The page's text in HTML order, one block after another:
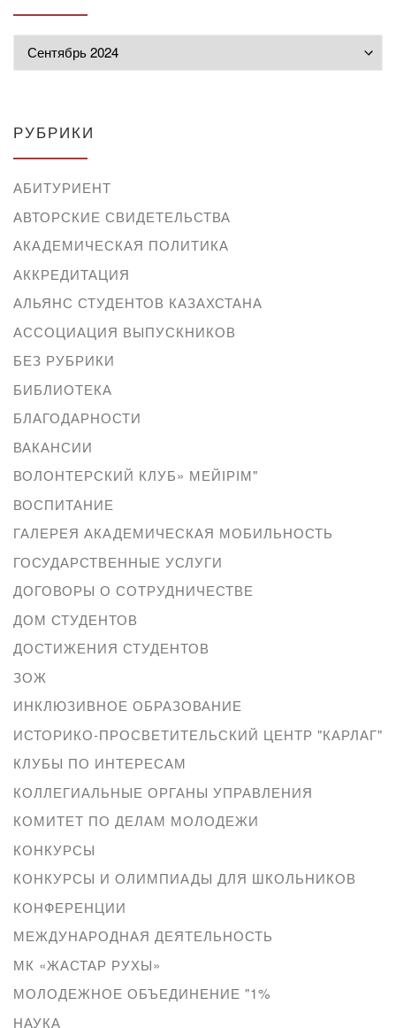
РУБРИКИ
АБИТУРИЕНТ
АВТОРСКИЕ СВИДЕТЕЛЬСТВА
АКАДЕМИЧЕСКАЯ ПОЛИТИКА
АККРЕДИТАЦИЯ
АЛЬЯНС СТУДЕНТОВ КАЗАХСТАНА
АССОЦИАЦИЯ ВЫПУСКНИКОВ
БЕЗ РУБРИКИ
БИБЛИОТЕКА
БЛАГОДАРНОСТИ
ВАКАНСИИ
ВОЛОНТЕРСКИЙ КЛУБ» МЕЙІРІМ"
ВОСПИТАНИЕ
ГАЛЕРЕЯ АКАДЕМИЧЕСКАЯ МОБИЛЬНОСТЬ
ГОСУДАРСТВЕННЫЕ УСЛУГИ
ДОГОВОРЫ О СОТРУДНИЧЕСТВЕ
ДОМ СТУДЕНТОВ
ДОСТИЖЕНИЯ СТУДЕНТОВ
ЗОЖ
ИНКЛЮЗИВНОЕ ОБРАЗОВАНИЕ
ИСТОРИКО-ПРОСВЕТИТЕЛЬСКИЙ ЦЕНТР "КАРЛАГ"
КЛУБЫ ПО ИНТЕРЕСАМ
КОЛЛЕГИАЛЬНЫЕ ОРГАНЫ УПРАВЛЕНИЯ
КОМИТЕТ ПО ДЕЛАМ МОЛОДЕЖИ
КОНКУРСЫ
КОНКУРСЫ И ОЛИМПИАДЫ ДЛЯ ШКОЛЬНИКОВ
КОНФЕРЕНЦИИ
МЕЖДУНАРОДНАЯ ДЕЯТЕЛЬНОСТЬ
МК «ЖАСТАР РУХЫ»
МОЛОДЕЖНОЕ ОБЪЕДИНЕНИЕ "1%
НАУКА